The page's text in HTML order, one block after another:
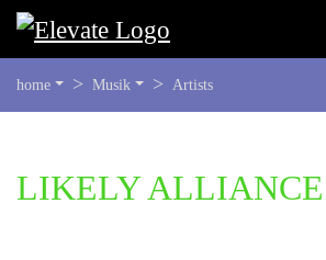
BEFINDEN
SICH
home Musik Artists
BEGINN
DESLIKELY ALLIANCE